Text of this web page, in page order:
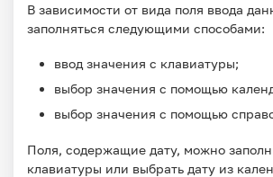
В зависимости от вида поля ввода
заполняться следующими способами:
ввод значения с клавиатуры;
выбор значения с помощью
выбор значения с помощью
Поля, содержащие дату, можно
клавиатуры или выбрать дату из